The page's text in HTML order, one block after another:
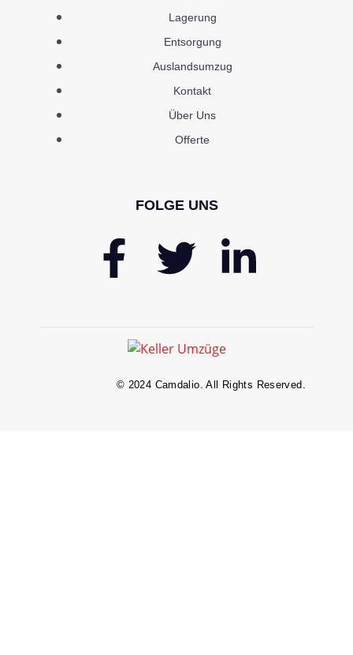
Lagerung
Entsorgung
Auslandsumzug
Kontakt
Über Uns
Offerte
FOLGE UNS
© 2024 Camdalio. All Rights Reserved.